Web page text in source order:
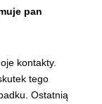
pan
kontakty.
tego
Ostatnią